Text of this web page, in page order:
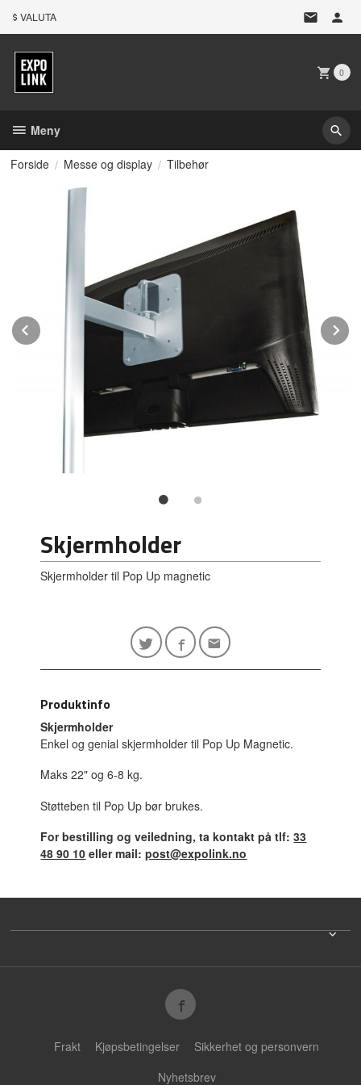
VALUTA
0
Meny
Forside Messe og display Tilbehør
Prev
Skjermholder
Skjermholder til Pop Up magnetic
Produktinfo
Skjermholder
Enkel og genial skjermholder til Pop Up Magnetic.
Maks 22" og 6-8 kg.
Støtteben til Pop Up bør brukes.
For bestilling og veiledning, ta kontakt på tlf:33
48 90 10 eller mail:post@expolink.no
Frakt Kjøpsbetingelser
Sikkerhet og personvern
Nyhetsbrev